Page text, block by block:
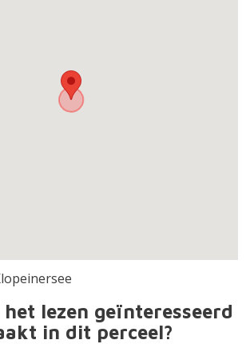
lezen geïnteresseerd
in dit perceel?